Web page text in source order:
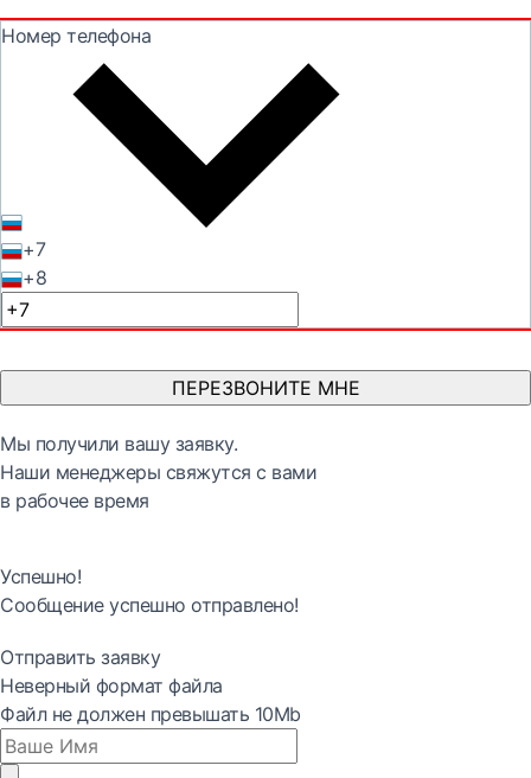
Номер телефона
+7
+8
ПЕРЕЗВОНИТЕ МНЕ
Мы получили вашу заявку.
Наши менеджеры свяжутся с вами
в рабочее время
Успешно!
Сообщение успешно отправлено!
Отправить заявку
Неверный формат файла
Файл не должен превышать 10Mb